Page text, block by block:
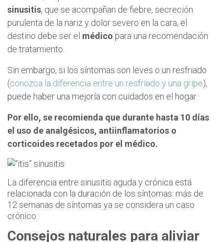
sinusitis, que se acompañan de fiebre, secreción
purulenta de la nariz y dolor severo en la cara, el
destino debe ser el médico para una recomendación
de tratamiento.
Sin embargo, si los síntomas son leves o un resfriado
(conozca la diferencia entre un resfriado y una gripe),
puede haber una mejoría con cuidados en el hogar.
Por ello, se recomienda que durante hasta 10 días
el uso de analgésicos, antiinflamatorios o
corticoides recetados por el médico.
La diferencia entre sinusitis aguda y crónica está
relacionada con la duración de los síntomas: más de
12 semanas de síntomas ya se considera un caso
crónico.
Consejos naturales para aliviar